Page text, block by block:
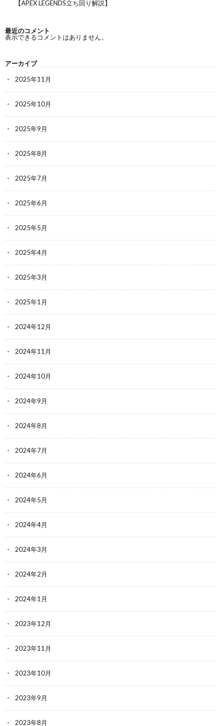
【APEX LEGENDS立ち回り解説】
最近のコメント
表示できるコメントはありません。
アーカイブ
2025年11月
2025年10月
2025年9月
2025年8月
2025年7月
2025年6月
2025年5月
2025年4月
2025年3月
2025年1月
2024年12月
2024年11月
2024年10月
2024年9月
2024年8月
2024年7月
2024年6月
2024年5月
2024年4月
2024年3月
2024年2月
2024年1月
2023年12月
2023年11月
2023年10月
2023年9月
2023年8月